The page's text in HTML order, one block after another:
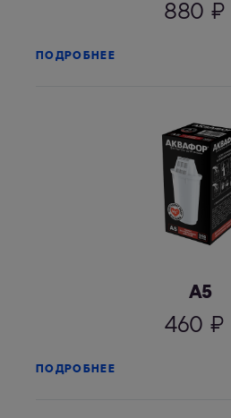
880 ₽
ПОДРОБНЕЕ
А5
460 ₽
ПОДРОБНЕЕ